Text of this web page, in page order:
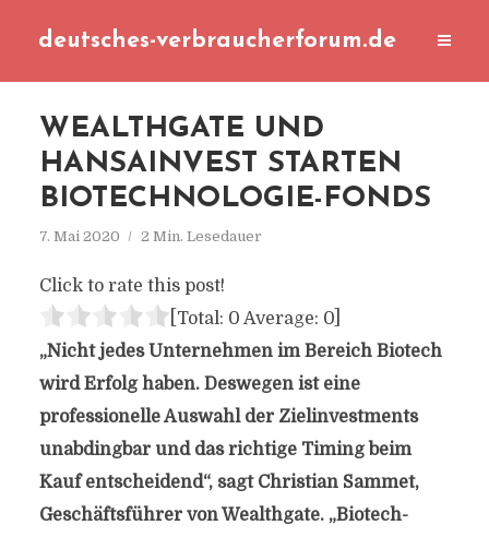
deutsches-verbraucherforum.de
WEALTHGATE UND
HANSAINVEST STARTEN
BIOTECHNOLOGIE-FONDS
7. Mai 2020 2 Min. Lesedauer
Click to rate this post!
[Total: 0 Average: 0]
„Nicht jedes Unternehmen im Bereich Biotech
wird Erfolg haben. Deswegen ist eine
professionelle Auswahl der Zielinvestments
unabdingbar und das richtige Timing beim
Kauf entscheidend“, sagt Christian Sammet,
Geschäftsführer von Wealthgate. „Biotech-